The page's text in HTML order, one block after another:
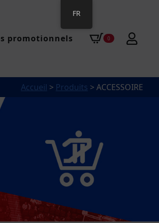
promotionnels 0
Accueil > Produits > ACCESSOIRE
FR